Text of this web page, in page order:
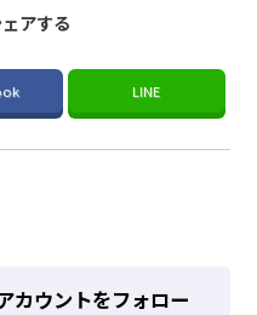
アする
LINE
カウントをフォロー